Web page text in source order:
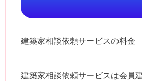
建築家相談依頼サービスの料金
建築家相談依頼サービスは会員